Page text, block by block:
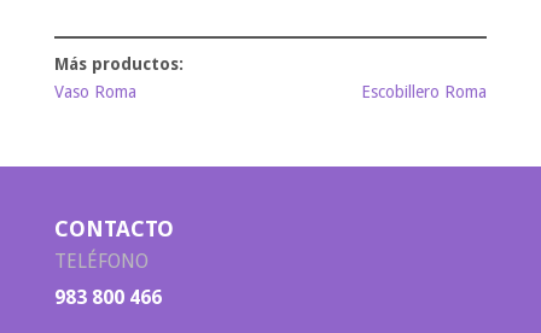
Vaso Roma Escobillero Roma
CONTACTO
TELÉFONO
983 800 466